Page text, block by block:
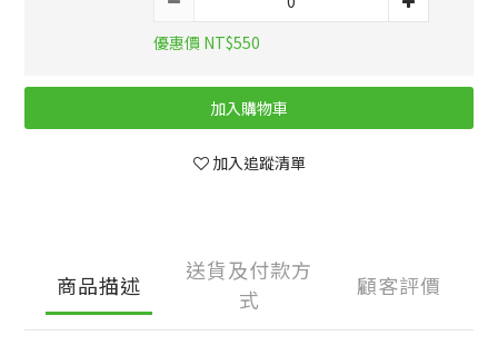
優惠價 NT$550
加入購物車
加入追蹤清單
商品描述
送貨及付款方
式
顧客評價